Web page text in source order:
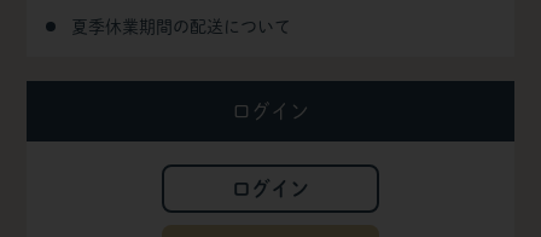
夏季休業期間の配送について
ログイン
ログイン